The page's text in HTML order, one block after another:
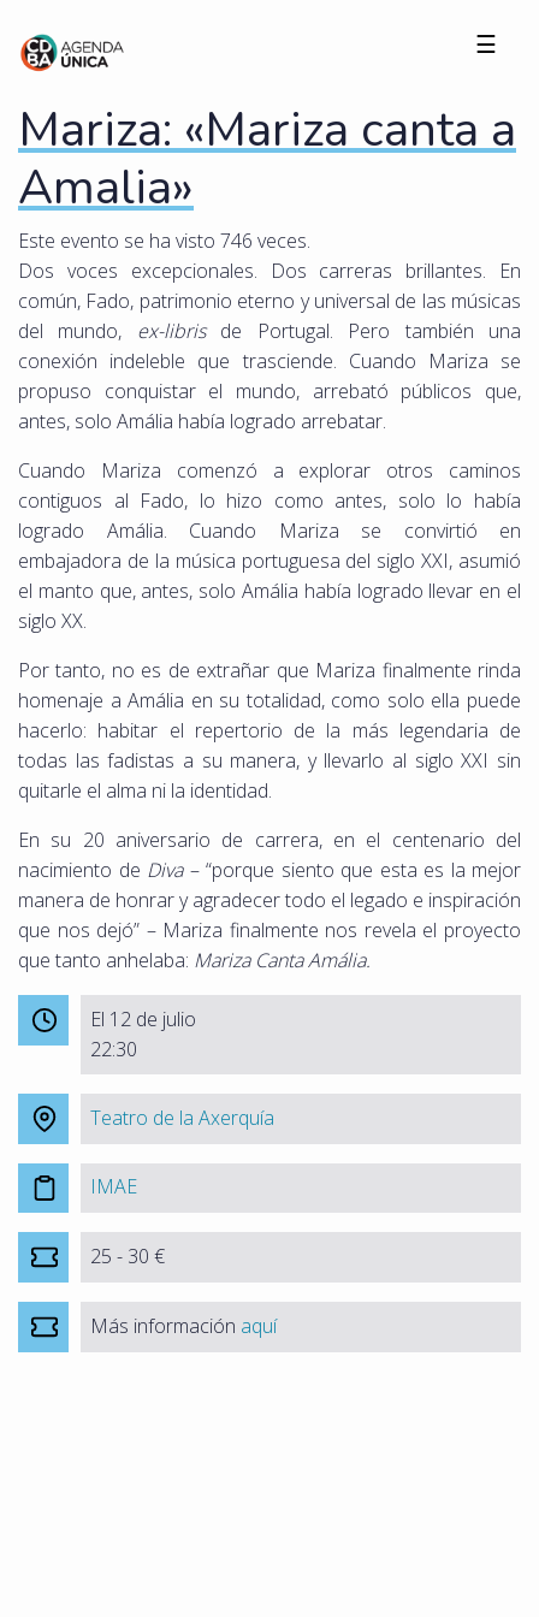
☰
Mariza: «Mariza canta a
Amalia»
Este evento se ha visto 746 veces.
Dos voces excepcionales. Dos carreras brillantes. En
común, Fado, patrimonio eterno y universal de las músicas
del mundo, ex-libris de Portugal. Pero también una
conexión indeleble que trasciende. Cuando Mariza se
propuso conquistar el mundo, arrebató públicos que,
antes, solo Amália había logrado arrebatar.
Cuando Mariza comenzó a explorar otros caminos
contiguos al Fado, lo hizo como antes, solo lo había
logrado Amália. Cuando Mariza se convirtió en
embajadora de la música portuguesa del siglo XXI, asumió
el manto que, antes, solo Amália había logrado llevar en el
siglo XX.
Por tanto, no es de extrañar que Mariza finalmente rinda
homenaje a Amália en su totalidad, como solo ella puede
hacerlo: habitar el repertorio de la más legendaria de
todas las fadistas a su manera, y llevarlo al siglo XXI sin
quitarle el alma ni la identidad.
En su 20 aniversario de carrera, en el centenario del
nacimiento de Diva – “porque siento que esta es la mejor
manera de honrar y agradecer todo el legado e inspiración
que nos dejó” – Mariza finalmente nos revela el proyecto
que tanto anhelaba: Mariza Canta Amália.
El 12 de julio
22:30
Teatro de la Axerquía
IMAE
25 - 30 €
Más información aquí